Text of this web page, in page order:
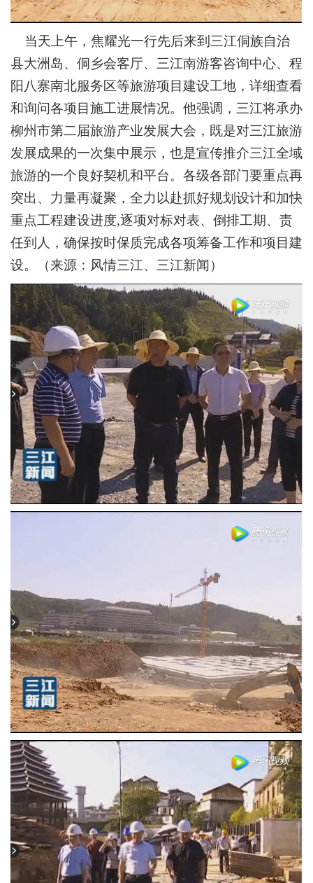
当天上午，焦耀光一行先后来到三江侗族自治
县大洲岛、侗乡会客厅、三江南游客咨询中心、程
阳八寨南北服务区等旅游项目建设工地，详细查看
和询问各项目施工进展情况。他强调，三江将承办
柳州市第二届旅游产业发展大会，既是对三江旅游
发展成果的一次集中展示，也是宣传推介三江全域
旅游的一个良好契机和平台。各级各部门要重点再
突出、力量再凝聚，全力以赴抓好规划设计和加快
重点工程建设进度,逐项对标对表、倒排工期、责
任到人，确保按时保质完成各项筹备工作和项目建
设。（来源：风情三江、三江新闻）